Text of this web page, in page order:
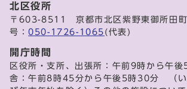
北区役所
〒603-8511 京都市北区紫野東御所田
号：050-1726-1065 (代表)
開庁時間
区役所・支所、出張所：午前9時から午
舎：午前8時45分から午後5時30分 （い